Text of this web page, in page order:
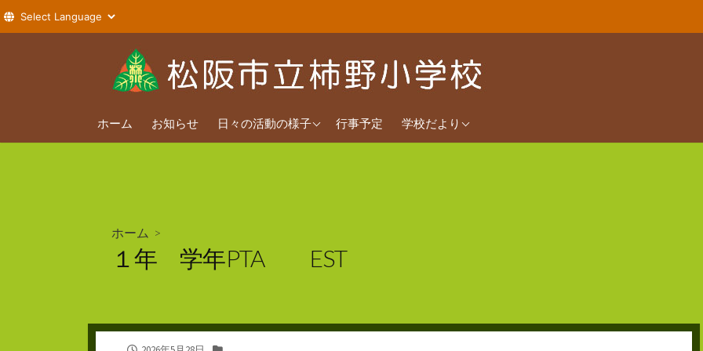
へ
ホーム お知らせ 日々の活動の様子
2026年度
行事予定 学校だより
2026年度
ホーム >
１年 学年PTA EST
公